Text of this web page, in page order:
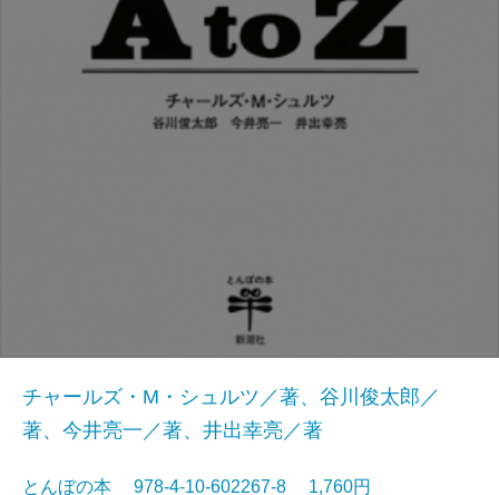
チャールズ・M・シュルツ／著、谷川俊太郎／
著、今井亮一／著、井出幸亮／著
とんぼの本 978-4-10-602267-8 1,760円